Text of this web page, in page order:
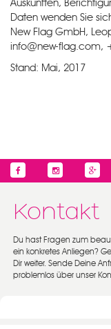
Auskünften,
Daten wenden Sie
New Flag GmbH,
info@new-flag.com,
Stand: Mai, 2017
Kontakt
Du hast Fragen zum
ein konkretes Anliegen?
Dir weiter. Sende Deine
problemlos über unser